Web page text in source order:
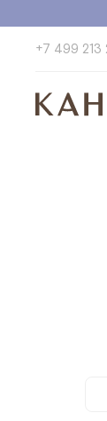
+7 499 213